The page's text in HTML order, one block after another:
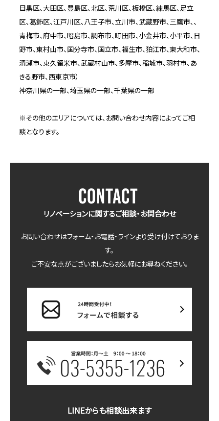
目黒区、大田区、豊島区、北区、荒川区、板橋区、練馬区、足立
区、葛飾区、江戸川区、八王子市、立川市、武蔵野市、三鷹市、、
青梅市、府中市、昭島市、調布市、町田市、小金井市、小平市、日
野市、東村山市、国分寺市、国立市、福生市、狛江市、東大和市、
清瀬市、東久留米市、武蔵村山市、多摩市、稲城市、羽村市、あ
きる野市、西東京市）
神奈川県の一部、埼玉県の一部、千葉県の一部
※その他のエリアについては、お問い合わせ内容によってご相
談となります。
リノベーションに関するご相談・お問合わせ
お問い合わせはフォーム・お電話・ラインより受け付けておりま
す。
ご不安な点がございましたらお気軽にお尋ねください。
LINEからも相談出来ます